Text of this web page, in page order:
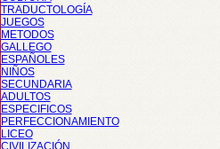
TRADUCTOLOGÍA
JUEGOS
METODOS
GALLEGO
ESPAÑOLES
NIÑOS
SECUNDARIA
ADULTOS
ESPECIFICOS
PERFECCIONAMIENTO
LICEO
CIVILIZACIÓN